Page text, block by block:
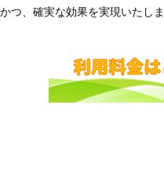
かつ、確実な効果を実現いたしま